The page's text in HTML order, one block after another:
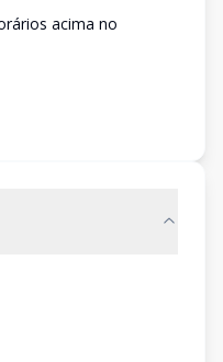
acima no